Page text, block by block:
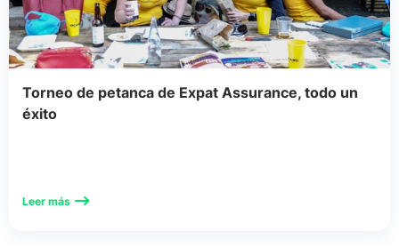
Torneo de petanca de Expat Assurance, todo un
éxito
Leer más